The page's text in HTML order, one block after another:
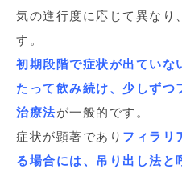
気の進行度に応じて異なり
す。
初期段階で症状が出ていな
たって飲み続け、少しずつ
治療法が一般的です。
症状が顕著であり フィラリ
る場合には、吊り出し法と